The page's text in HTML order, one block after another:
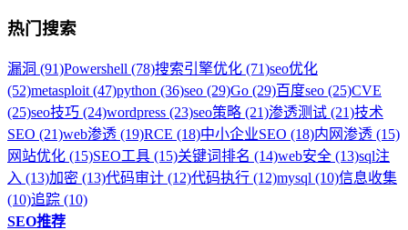
热门搜索
漏洞 (91)Powershell (78)搜索引擎优化 (71)seo优化
(52)metasploit (47)python (36)seo (29)Go (29)百度seo (25)CVE
(25)seo技巧 (24)wordpress (23)seo策略 (21)渗透测试 (21)技术
SEO (21)web渗透 (19)RCE (18)中小企业SEO (18)内网渗透 (15)
网站优化 (15)SEO工具 (15)关键词排名 (14)web安全 (13)sql注
入 (13)加密 (13)代码审计 (12)代码执行 (12)mysql (10)信息收集
(10)追踪 (10)
SEO推荐